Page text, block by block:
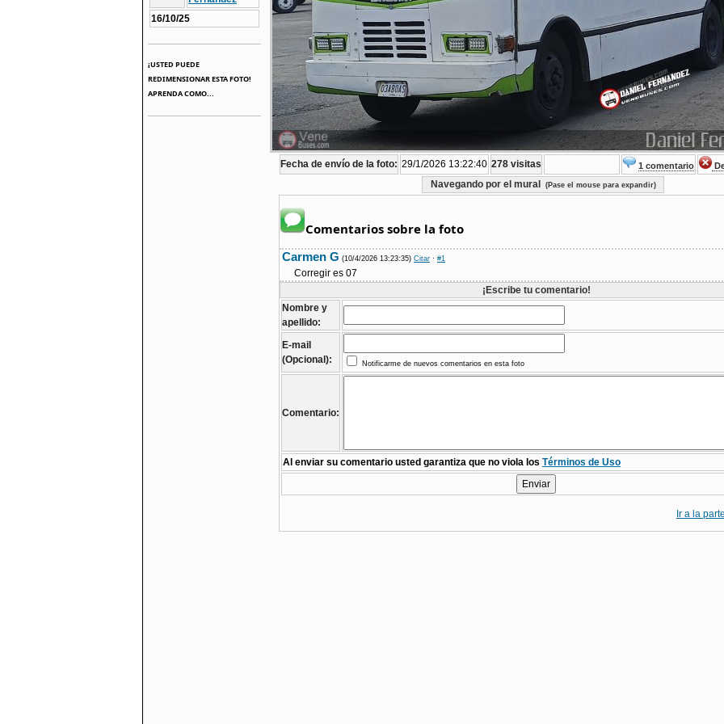
16/10/25
¡USTED PUEDE
REDIMENSIONAR ESTA FOTO!
APRENDA COMO...
Fecha de envío de la foto: 29/1/2026 13:22:40 278 visitas 1 comentario
Navegando por el mural (Pase el mouse para expandir)
Comentarios sobre la foto
Carmen G (10/4/2026 13:23:35) Citar · #1
Corregir es 07
¡Escribe tu comentario!
Nombre y
apellido:
E-mail
(Opcional):
Notificarme de nuevos comentarios en esta foto
Comentario:
Al enviar su comentario usted garantiza que no viola los Términos de Uso
Ir a la